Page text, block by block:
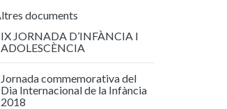
documents
IX JORNADA D’INFÀNCIA I
ADOLESCÈNCIA
Jornada commemorativa del
Dia Internacional de la Infància
2018